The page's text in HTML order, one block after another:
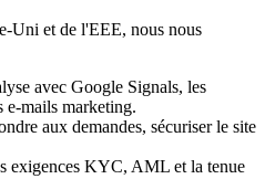
Uni et de l'EEE, nous nous
avec Google Signals, les
e-mails marketing.
aux demandes, sécuriser le site
exigences KYC, AML et la tenue